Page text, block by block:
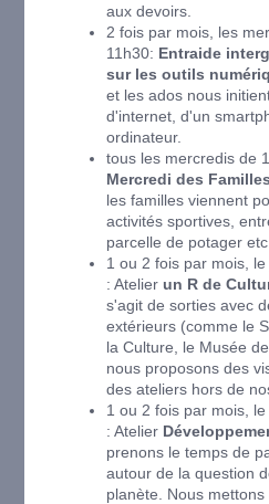
aux devoirs.
2 fois par mois, les
11h30: Entraide
sur les outils
et les ados nous
d'internet, d'un
ordinateur.
tous les mercredis de
Mercredi des Familles
les familles viennent
activités sportives,
parcelle de potager etc.
1 ou 2 fois par mois,
: Atelier un R de
s'agit de sorties avec
extérieurs (comme le
la Culture, le Musée
nous proposons des
des ateliers hors de
1 ou 2 fois par mois,
: Atelier
prenons le temps de
autour de la question
planète. Nous